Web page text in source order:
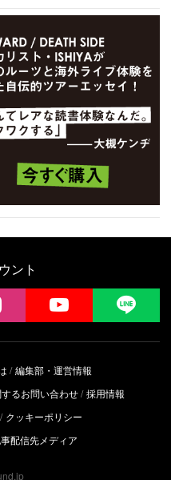
ント
instagram YouTube
編集部・運営情報
るお問い合わせ 採用情報
クッキーポリシー
配信先メディア